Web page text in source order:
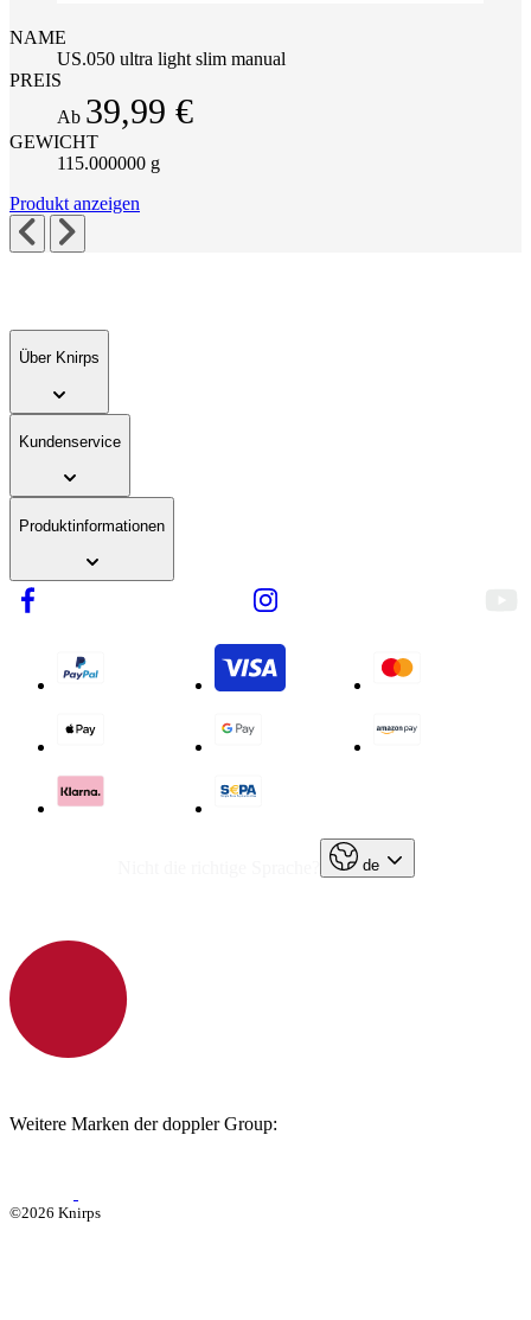
NAME
US.050 ultra light slim manual
PREIS
Ab 39,99 €
GEWICHT
115.000000 g
Produkt anzeigen
Über Knirps
Kundenservice
Produktinformationen
de
Weitere Marken der doppler Group:
©2026 Knirps